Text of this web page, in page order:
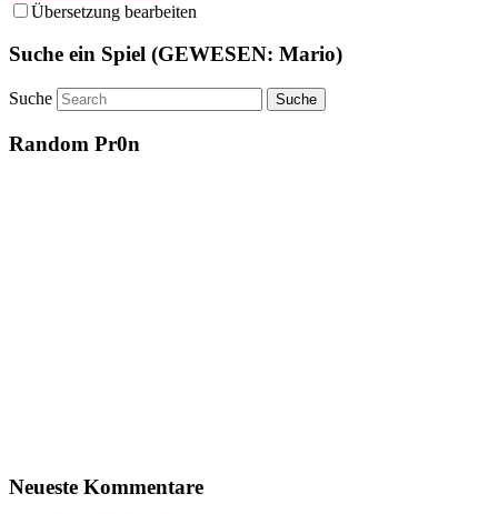
Übersetzung bearbeiten
Suche ein Spiel (GEWESEN: Mario)
Suche
Random Pr0n
Neueste Kommentare